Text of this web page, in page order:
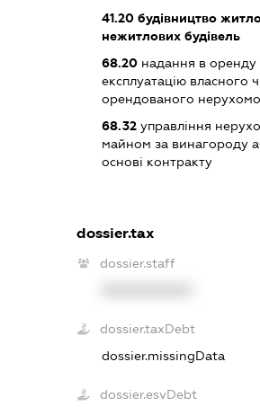
41.20будівництво
нежитлових будівель
68.20надання в оренду
експлуатацію власного
орендованого
68.32управління
майном за винагороду
основі контракту
dossier.tax
dossier.staff
dossier.taxDebt
dossier.missingData
dossier.esvDebt